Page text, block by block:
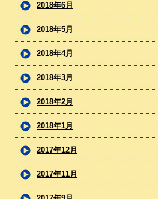
2018年6月
2018年5月
2018年4月
2018年3月
2018年2月
2018年1月
2017年12月
2017年11月